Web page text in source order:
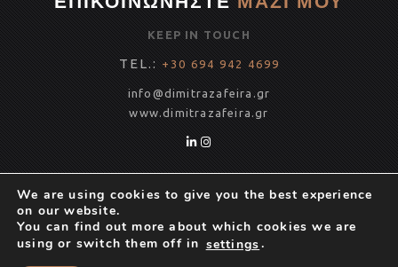
KEEP IN TOUCH
TEL.:+30 694 942 4699
info@dimitrazafeira.gr
www.dimitrazafeira.gr
INSTAGRAM
Copyright 2021 Dimitra Zafeira . All Rights reserved©
We are using cookies to give you the best experience
on our website.
You can find out more about which cookies we are
using or switch them off in settings.